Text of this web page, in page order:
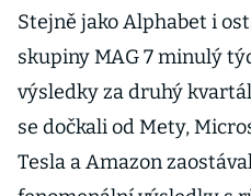
Stejně jako Alphabet i
skupiny MAG 7 minulý
výsledky za druhý
se dočkali od Mety,
Tesla a Amazon